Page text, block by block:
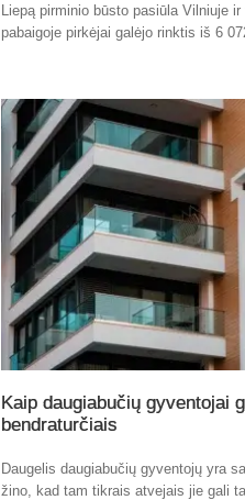
Liepą pirminio būsto pasiūla Vilniuje
pabaigoje pirkėjai galėjo rinktis iš 6
Kaip daugiabučių gyventojai
bendraturčiais
Daugelis daugiabučių gyventojų yra
žino, kad tam tikrais atvejais jie gali